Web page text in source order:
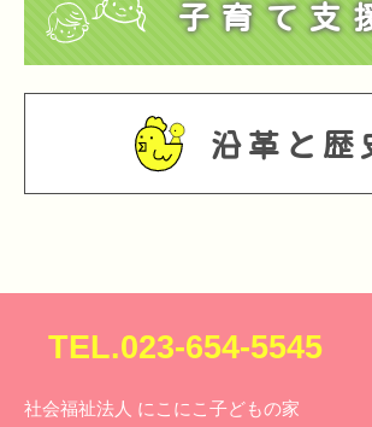
子育て支
沿革と歴
TEL.023-654-5545
社会福祉法人 にこにこ子どもの家